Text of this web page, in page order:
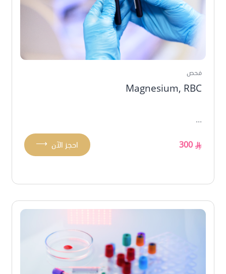
فحص
Magnesium, RBC
...
300
⟶ احجز الآن